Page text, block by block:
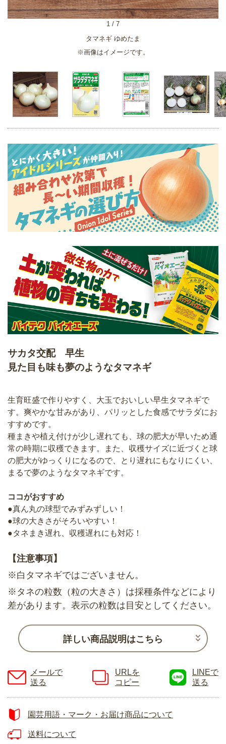
タマネギ ゆめたま
※画像はイメージです。
1 / 7
サカタ交配 早生
見た目も味も夢のようなタマネギ
生育旺盛で作りやすく、大玉でおいしい早生タマネギで
す。爽やかな甘みがあり、パリッとした食感でサラダにお
すすめです。
種まきや植え付けが少し遅れても、球の肥大が早いため通
常の時期に収穫できます。また、収穫サイズに近づくと球
の肥大がゆっくりになるので、とり遅れにもなりにくい、
まるで夢のようなタマネギです。
ココがおすすめ
●真ん丸の球型でみずみずしい！
●球の大きさがそろいやすい！
●タネまき遅れ、収穫遅れにも対応！
【注意事項】
※白タマネギではございません。
※タネの粒数（粒の大きさ）は採種条件などにより
差があります。表示の粒数は目安としてください。
詳しい商品説明はこちら
メールで
送る
URLを
コピー
LINEで
送る
園芸用語・マーク・お届け商品について
送料について